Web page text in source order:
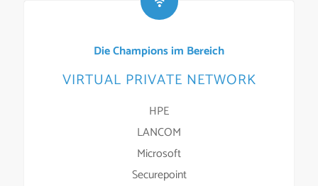
Die Champions im Bereich
VIRTUAL PRIVATE NETWORK
HPE
LANCOM
Microsoft
Securepoint